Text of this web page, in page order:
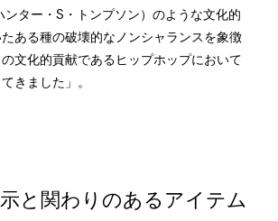
ター・S・トンプソン）のような文化的
ある種の破壊的なノンシャランスを象徴
文化的貢献であるヒップホップにおいて
きました」。
と関わりのあるアイテム